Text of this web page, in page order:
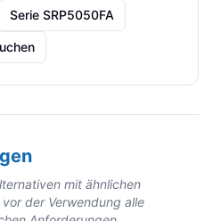
Serie SRP5050FA
mit ähnlichen
der Verwendung alle